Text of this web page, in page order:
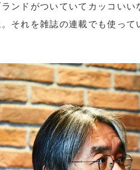
ランドがついていてカッコい
それを雑誌の連載でも使って